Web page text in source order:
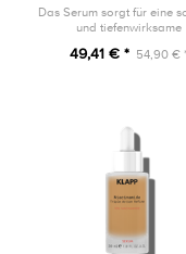
Das Serum sorgt für eine
und tiefenwirksame
spürbar pralles
49,41 € * 54,90 € *